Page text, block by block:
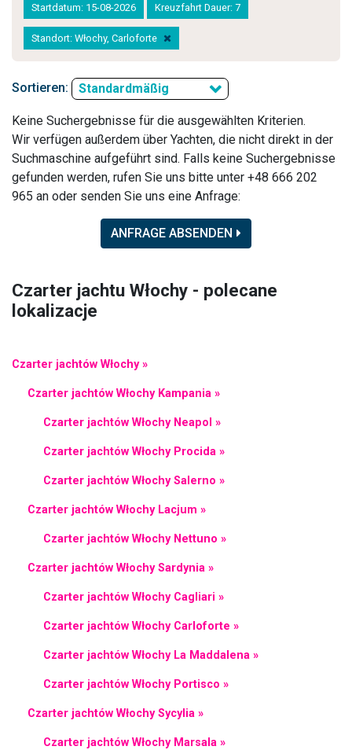
Startdatum: 15-08-2026 Kreuzfahrt Dauer: 7
Standort: Włochy, Carloforte
Sortieren: Standardmäßig
Keine Suchergebnisse für die ausgewählten Kriterien.
Wir verfügen außerdem über Yachten, die nicht direkt in der
Suchmaschine aufgeführt sind. Falls keine Suchergebnisse
gefunden werden, rufen Sie uns bitte unter +48 666 202
965 an oder senden Sie uns eine Anfrage:
ANFRAGE ABSENDEN
Czarter jachtu Włochy - polecane
lokalizacje
Czarter jachtów Włochy »
Czarter jachtów Włochy Kampania »
Czarter jachtów Włochy Neapol »
Czarter jachtów Włochy Procida »
Czarter jachtów Włochy Salerno »
Czarter jachtów Włochy Lacjum »
Czarter jachtów Włochy Nettuno »
Czarter jachtów Włochy Sardynia »
Czarter jachtów Włochy Cagliari »
Czarter jachtów Włochy Carloforte »
Czarter jachtów Włochy La Maddalena »
Czarter jachtów Włochy Portisco »
Czarter jachtów Włochy Sycylia »
Czarter jachtów Włochy Marsala »